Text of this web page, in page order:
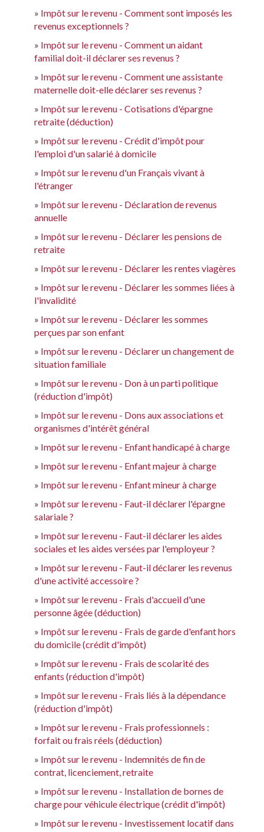
Impôt sur le revenu - Comment sont imposés les
revenus exceptionnels ?
Impôt sur le revenu - Comment un aidant
familial doit-il déclarer ses revenus ?
Impôt sur le revenu - Comment une assistante
maternelle doit-elle déclarer ses revenus ?
Impôt sur le revenu - Cotisations d'épargne
retraite (déduction)
Impôt sur le revenu - Crédit d'impôt pour
l'emploi d'un salarié à domicile
Impôt sur le revenu d'un Français vivant à
l'étranger
Impôt sur le revenu - Déclaration de revenus
annuelle
Impôt sur le revenu - Déclarer les pensions de
retraite
Impôt sur le revenu - Déclarer les rentes viagères
Impôt sur le revenu - Déclarer les sommes liées à
l'invalidité
Impôt sur le revenu - Déclarer les sommes
perçues par son enfant
Impôt sur le revenu - Déclarer un changement de
situation familiale
Impôt sur le revenu - Don à un parti politique
(réduction d'impôt)
Impôt sur le revenu - Dons aux associations et
organismes d'intérêt général
Impôt sur le revenu - Enfant handicapé à charge
Impôt sur le revenu - Enfant majeur à charge
Impôt sur le revenu - Enfant mineur à charge
Impôt sur le revenu - Faut-il déclarer l'épargne
salariale ?
Impôt sur le revenu - Faut-il déclarer les aides
sociales et les aides versées par l'employeur ?
Impôt sur le revenu - Faut-il déclarer les revenus
d'une activité accessoire ?
Impôt sur le revenu - Frais d'accueil d'une
personne âgée (déduction)
Impôt sur le revenu - Frais de garde d'enfant hors
du domicile (crédit d'impôt)
Impôt sur le revenu - Frais de scolarité des
enfants (réduction d'impôt)
Impôt sur le revenu - Frais liés à la dépendance
(réduction d'impôt)
Impôt sur le revenu - Frais professionnels :
forfait ou frais réels (déduction)
Impôt sur le revenu - Indemnités de fin de
contrat, licenciement, retraite
Impôt sur le revenu - Installation de bornes de
charge pour véhicule électrique (crédit d'impôt)
Impôt sur le revenu - Investissement locatif dans